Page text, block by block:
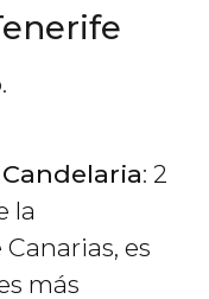
: 2
la
es
más